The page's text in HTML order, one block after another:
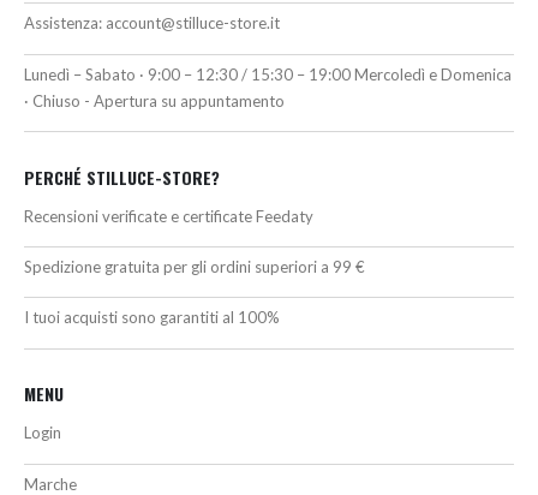
Assistenza: account@stilluce-store.it
Lunedì – Sabato · 9:00 – 12:30 / 15:30 – 19:00 Mercoledì e Domenica
· Chiuso - Apertura su appuntamento
PERCHÉ STILLUCE-STORE?
Recensioni verificate e certificate Feedaty
Spedizione gratuita per gli ordini superiori a 99 €
I tuoi acquisti sono garantiti al 100%
MENU
Login
Marche